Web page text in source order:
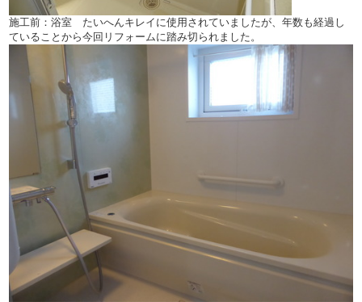
施工前：浴室 たいへんキレイに使用されていましたが、年数も経過し
ていることから今回リフォームに踏み切られました。